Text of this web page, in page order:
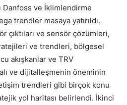
Danfoss ve İklimlendirme
trendler masaya yatırıldı.
çıktıları ve sensör çözümleri,
ve trendleri, bölgesel
akışkanlar ve TRV
ve dijitalleşmenin öneminin
trendleri gibi birçok konu
yol haritası belirlendi. İkinci